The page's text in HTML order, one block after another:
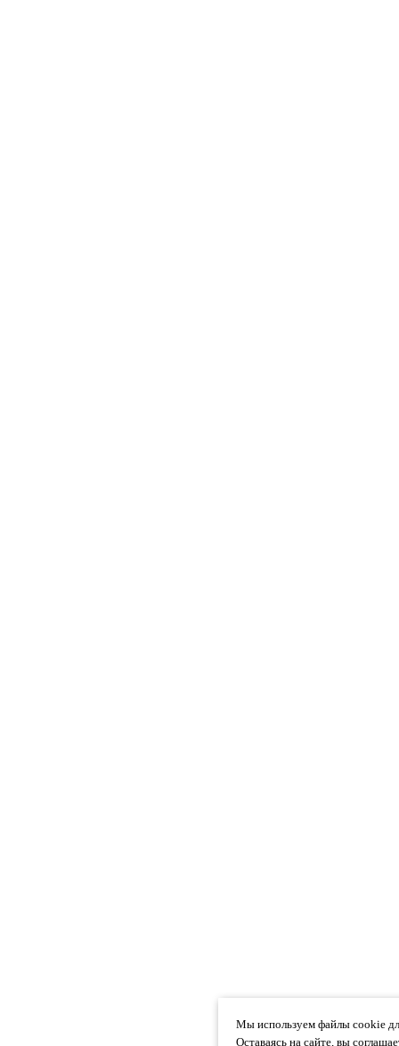
Мы используем файлы cookie
Оставаясь на сайте, вы